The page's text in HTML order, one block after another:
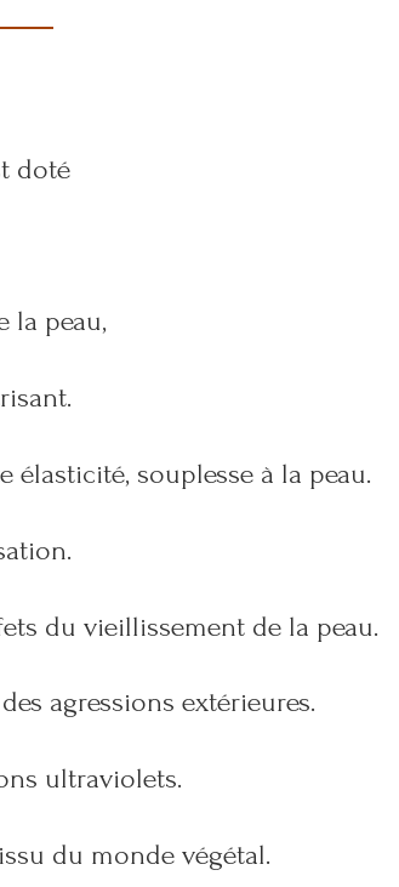
doté
la peau,
souplesse à la peau.
du vieillissement de la peau.
agressions extérieures.
ultraviolets.
du monde végétal.